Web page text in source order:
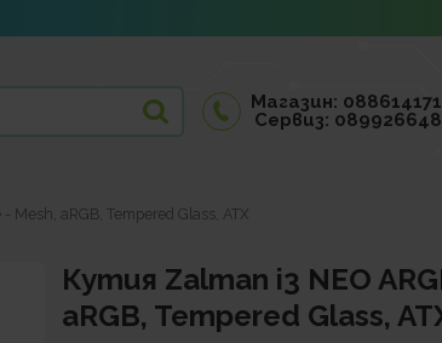
Магазин:
Сервиз:
aRGB, Tempered Glass, ATX
Кутия Zalman i3 NEO
aRGB, Tempered Glass,